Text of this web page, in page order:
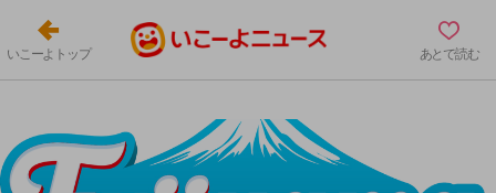
いこーよトップ あとで読む